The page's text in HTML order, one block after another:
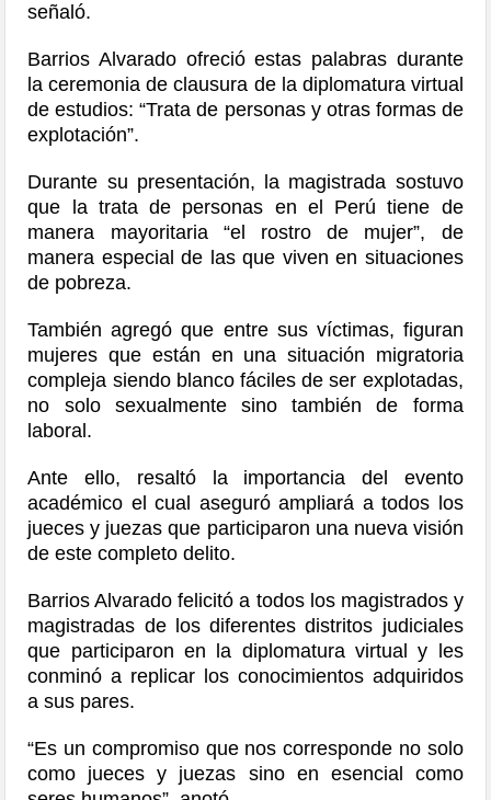
señaló.
Barrios Alvarado ofreció estas palabras durante
la ceremonia de clausura de la diplomatura virtual
de estudios: “Trata de personas y otras formas de
explotación”.
Durante su presentación, la magistrada sostuvo
que la trata de personas en el Perú tiene de
manera mayoritaria “el rostro de mujer”, de
manera especial de las que viven en situaciones
de pobreza.
También agregó que entre sus víctimas, figuran
mujeres que están en una situación migratoria
compleja siendo blanco fáciles de ser explotadas,
no solo sexualmente sino también de forma
laboral.
Ante ello, resaltó la importancia del evento
académico el cual aseguró ampliará a todos los
jueces y juezas que participaron una nueva visión
de este completo delito.
Barrios Alvarado felicitó a todos los magistrados y
magistradas de los diferentes distritos judiciales
que participaron en la diplomatura virtual y les
conminó a replicar los conocimientos adquiridos
a sus pares.
“Es un compromiso que nos corresponde no solo
como jueces y juezas sino en esencial como